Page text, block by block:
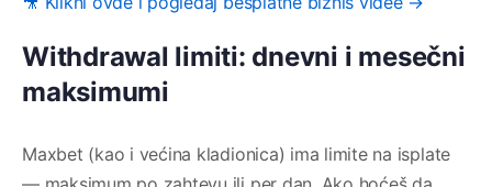
Withdrawal limiti: dnevni i mesečni
maksimumi
Maxbet (kao i većina kladionica) ima limite na isplate